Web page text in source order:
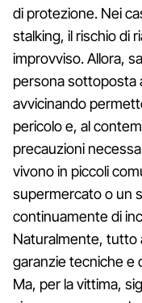
di protezione. Nei
stalking, il rischio di
improvviso. Allora,
persona sottoposta
avvicinando
pericolo e, al
precauzioni
vivono in piccoli
supermercato o un
continuamente di
Naturalmente, tutto
garanzie tecniche e
Ma, per la vittima,